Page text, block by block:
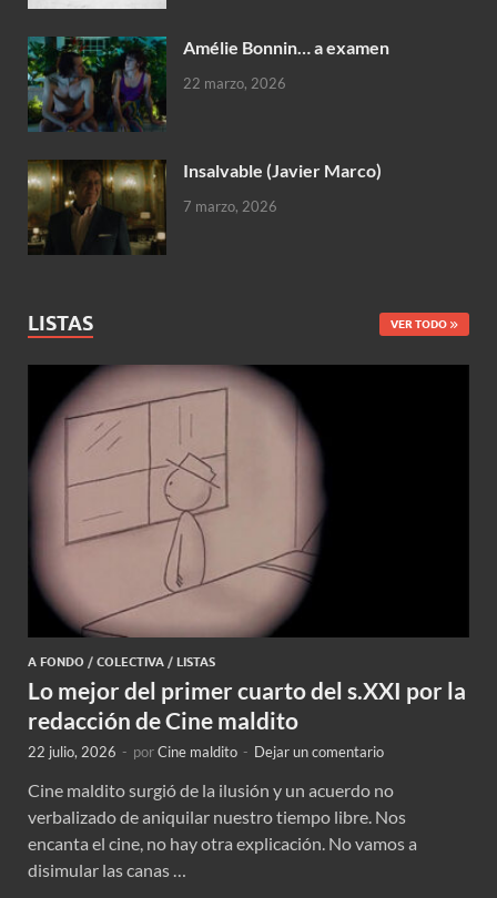
Amélie Bonnin… a examen
22 marzo, 2026
Insalvable (Javier Marco)
7 marzo, 2026
LISTAS VER TODO
A FONDO / COLECTIVA / LISTAS
Lo mejor del primer cuarto del s.XXI por la
redacción de Cine maldito
22 julio, 2026 - porCine maldito - Dejar un comentario
Cine maldito surgió de la ilusión y un acuerdo no
verbalizado de aniquilar nuestro tiempo libre. Nos
encanta el cine, no hay otra explicación. No vamos a
disimular las canas …